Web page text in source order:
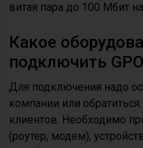
витая пара до 100 Мбит
Какое
подключить
Для подключения надо
компании или
клиентов. Необходимо
(роутер, модем),